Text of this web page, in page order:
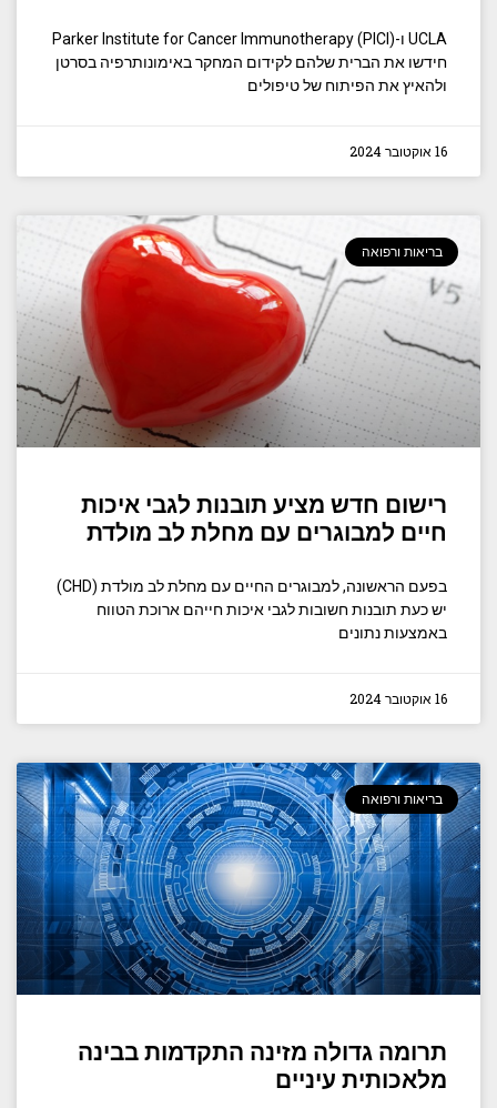
UCLA ו-Parker Institute for Cancer Immunotherapy (PICI)
חידשו את הברית שלהם לקידום המחקר באימונותרפיה בסרטן
ולהאיץ את הפיתוח של טיפולים
16 אוקטובר 2024
בריאות ורפואה
רישום חדש מציע תובנות לגבי איכות
חיים למבוגרים עם מחלת לב מולדת
בפעם הראשונה, למבוגרים החיים עם מחלת לב מולדת (CHD)
יש כעת תובנות חשובות לגבי איכות חייהם ארוכת הטווח
באמצעות נתונים
16 אוקטובר 2024
בריאות ורפואה
תרומה גדולה מזינה התקדמות בבינה
מלאכותית עיניים